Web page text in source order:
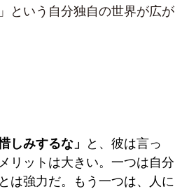
という自分独自の世界が広が
しみするな」
と、彼は言っ
リットは大きい。一つは自分
は強力だ。もう一つは、人に